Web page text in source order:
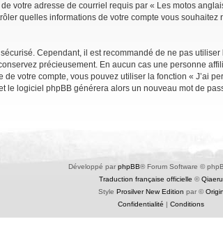
votre adresse de courriel requis par « Les motos
quelles informations de votre compte vous
Cependant, il est recommandé de ne pas
précieusement. En aucun cas une personne
votre compte, vous pouvez utiliser la fonction « J’ai
le logiciel phpBB générera alors un nouveau mot de
Développé par phpBB® Forum Software ©
Traduction française officielle ©Qiaeru
Style Prosilver New Edition par ©Origin
Confidentialité
Conditions